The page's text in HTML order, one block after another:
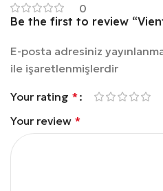
0
Be the first to review
E-posta adresiniz
ile işaretlenmişlerdir
Your rating *
Your review *